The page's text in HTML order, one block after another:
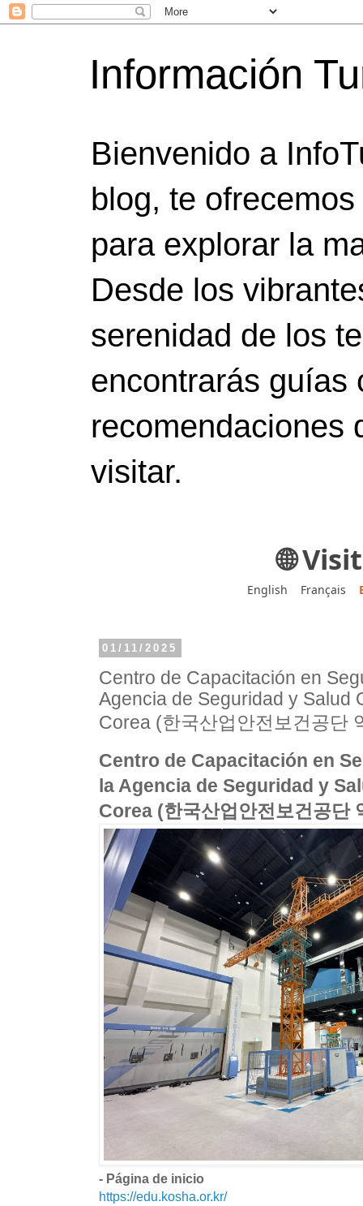
Información
Bienvenido a
blog, te
para explorar la
Desde los
serenidad de los
encontrarás guías
recomendaciones
visitar.
🌐
English Français
01/11/2025
Centro de Capacitación en
Agencia de Seguridad y Salud
Corea (한국산업안전보건공단
Centro de Capacitación en
la Agencia de Seguridad y
Corea (한국산업안전보건공단
- Página de inicio
https://edu.kosha.or.kr/